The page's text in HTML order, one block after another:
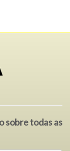
sobre todas as